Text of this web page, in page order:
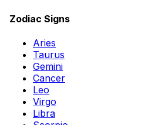
Zodiac Signs
Aries
Taurus
Gemini
Cancer
Leo
Virgo
Libra